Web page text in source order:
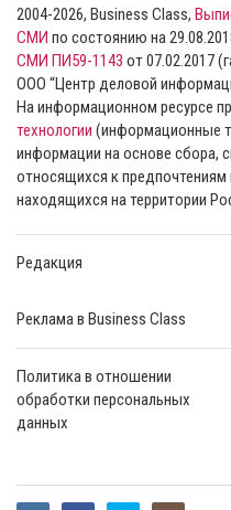
2004-2026, Business Class,
СМИ по состоянию на
СМИ ПИ59-1143 от 07.02.2017
ООО “Центр деловой
На информационном ресурсе
технологии (информационные
информации на основе сбора,
относящихся к предпочтениям
находящихся на территории
Редакция
Реклама в Business Class
Политика в отношении
обработки персональных
данных